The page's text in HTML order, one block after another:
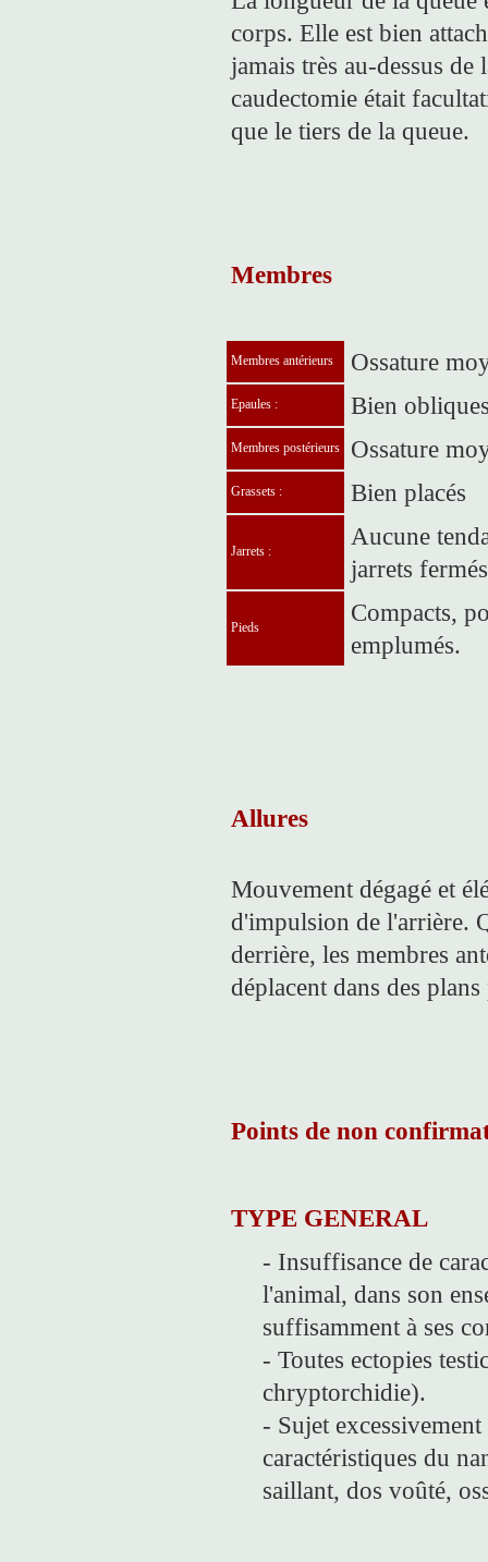
corps. Elle est bien
jamais très au-dessus
caudectomie était
que le tiers de la queue.
Membres
Membres antérieurs Ossature
Epaules : Bien
Membres postérieurs Ossature
Grassets : Bien placés
Jarrets :
Aucune
jarrets
Pieds
Compacts,
emplumés.
Allures
Mouvement dégagé et
d'impulsion de l'arrière.
derrière, les membres
déplacent dans des
Points de non
TYPE GENERAL
- Insuffisance de
l'animal, dans son
suffisamment à ses
- Toutes ectopies
chryptorchidie).
- Sujet
caractéristiques du
saillant, dos voûté,